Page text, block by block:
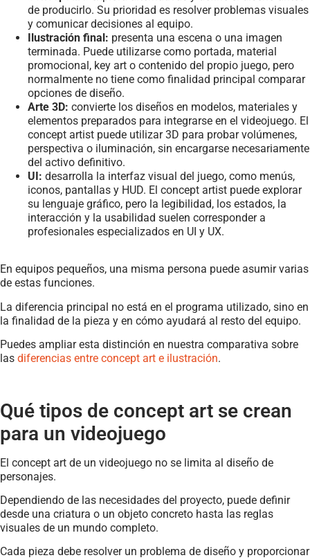
de producirlo. Su prioridad es resolver problemas visuales
y comunicar decisiones al equipo.
Ilustración final: presenta una escena o una imagen
terminada. Puede utilizarse como portada, material
promocional, key art o contenido del propio juego, pero
normalmente no tiene como finalidad principal comparar
opciones de diseño.
Arte 3D: convierte los diseños en modelos, materiales y
elementos preparados para integrarse en el videojuego. El
concept artist puede utilizar 3D para probar volúmenes,
perspectiva o iluminación, sin encargarse necesariamente
del activo definitivo.
UI: desarrolla la interfaz visual del juego, como menús,
iconos, pantallas y HUD. El concept artist puede explorar
su lenguaje gráfico, pero la legibilidad, los estados, la
interacción y la usabilidad suelen corresponder a
profesionales especializados en UI y UX.
En equipos pequeños, una misma persona puede asumir varias
de estas funciones.
La diferencia principal no está en el programa utilizado, sino en
la finalidad de la pieza y en cómo ayudará al resto del equipo.
Puedes ampliar esta distinción en nuestra comparativa sobre
las diferencias entre concept art e ilustración.
Qué tipos de concept art se crean
para un videojuego
El concept art de un videojuego no se limita al diseño de
personajes.
Dependiendo de las necesidades del proyecto, puede definir
desde una criatura o un objeto concreto hasta las reglas
visuales de un mundo completo.
Cada pieza debe resolver un problema de diseño y proporcionar